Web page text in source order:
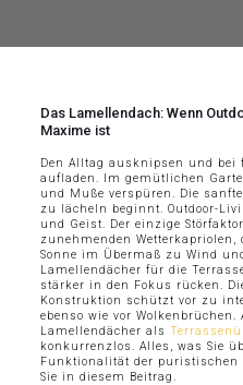
Das Lamellendach: Wenn
Maxime ist
Den Alltag ausknipsen und
aufladen. Im gemütlichen
und Muße verspüren. Die
zu lächeln beginnt. Outdoor-
und Geist. Der einzige
zunehmenden Wetterkapriolen,
Sonne im Übermaß zu Wind
Lamellendächer für die
stärker in den Fokus rücken.
Konstruktion schützt vor zu
ebenso wie vor
Lamellendächer als
konkurrenzlos. Alles, was Sie
Funktionalität der puristischen
Sie in diesem Beitrag.